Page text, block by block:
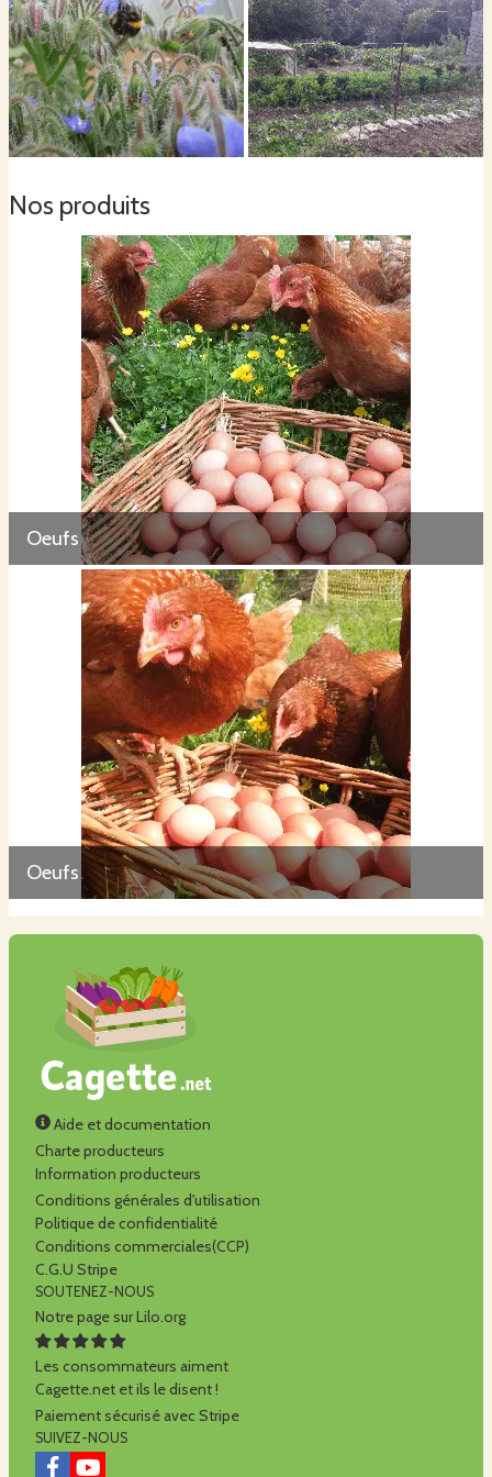
Ensuite, à la fin de la saison, nos volailles pourront être lâchées dans les jardins
vidés des cultures et faire un petit nettoyage d'automne. Ainsi, en grattant et
Et enfin, comme à la Ferme du Pré de Fosse, rien n'est perdu, les légumes
abîmés où invendables viendront compléter leurs repas.
Tout ce travail, récompensé par des repas complets garantis bio, céréales
produits dans le Grand Est, herbes et petites bêtes ainsi qu'un poulailler
flambant neuf, tout le confort avec parc dans lequel ces dames pourront
batifoler à leur guise.
Les cultures et l'élevage des poules sont conduits en agriculture biologique,
certifiées AB par Ecocert dès mon installation en mars 2020.
Pour comprendre où et comment poussent les légumes que vous allez manger,
n'hesitez pas à chausser vos bottes et nous rendre visite...
Nos produits
Oeufs
Oeufs
Aide et documentation
Charte producteurs
Information producteurs
Conditions générales d'utilisation
Politique de confidentialité
Conditions commerciales(CCP)
C.G.U Stripe
SOUTENEZ-NOUS
Notre page sur Lilo.org
Les consommateurs aiment
Cagette.net et ils le disent !
Paiement sécurisé avec Stripe
SUIVEZ-NOUS